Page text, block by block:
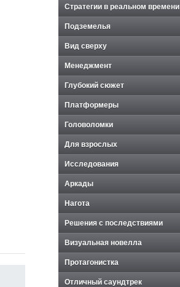
Стратегии в реальном времени
Подземелья
Вид сверху
Менеджмент
Глубокий сюжет
Платформеры
Головоломки
Для взрослых
Исследования
Аркады
Нагота
Решения с последствиями
Визуальная новелла
Протагонистка
Отличный саундтрек